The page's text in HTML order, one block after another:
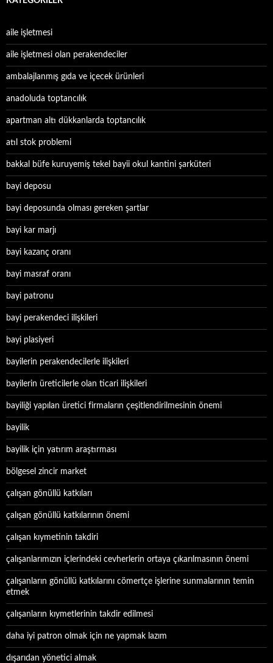
aile işletmesi
aile işletmesi olan perakendeciler
ambalajlanmış gıda ve içecek ürünleri
anadoluda toptancılık
apartman altı dükkanlarda toptancılık
atıl stok problemi
bakkal büfe kuruyemiş tekel bayii okul kantini şarküteri
bayi deposu
bayi deposunda olması gereken şartlar
bayi kar marjı
bayi kazanç oranı
bayi masraf oranı
bayi patronu
bayi perakendeci ilişkileri
bayi plasiyeri
bayilerin perakendecilerle ilişkileri
bayilerin üreticilerle olan ticari ilişkileri
bayiliği yapılan üretici firmaların çeşitlendirilmesinin önemi
bayilik
bayilik için yatırım araştırması
bölgesel zincir market
çalışan gönüllü katkıları
çalışan gönüllü katkılarının önemi
çalışan kıymetinin takdiri
çalışanlarımızın içlerindeki cevherlerin ortaya çıkarılmasının önemi
çalışanların gönüllü katkılarını cömertçe işlerine sunmalarının temin
etmek
çalışanların kıymetlerinin takdir edilmesi
daha iyi patron olmak için ne yapmak lazım
dışarıdan yönetici almak